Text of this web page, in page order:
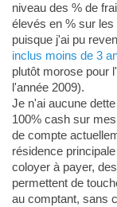
niveau des % de
élevés en % sur
puisque j'ai pu
inclus moins de 3
plutôt morose pour
l'année 2009).
Je n'ai aucune
100% cash sur
de compte
résidence
coloyer à payer,
permettent de
au comptant, sans